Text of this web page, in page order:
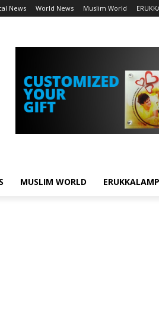
News World News Muslim World
MUSLIM WORLD